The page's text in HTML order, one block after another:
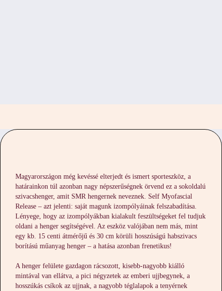
Magyarországon még kevéssé elterjedt és ismert sporteszköz, a
határainkon túl azonban nagy népszerűségnek örvend ez a sokoldalú
szivacshenger, amit SMR hengernek neveznek. Self Myofascial
Release – azt jelenti: saját magunk izompólyáinak felszabadítása.
Lényege, hogy az izompólyákban kialakult feszültségeket fel tudjuk
oldani a henger segítségével. Az eszköz valójában nem más, mint
egy kb. 15 centi átmérőjű és 30 cm körüli hosszúságú habszivacs
borítású műanyag henger – a hatása azonban frenetikus!
A henger felülete gazdagon rácsozott, kisebb-nagyobb kiálló
mintával van ellátva, a pici négyzetek az emberi ujjbegynek, a
hosszúkás csíkok az ujjnak, a nagyobb téglalapok a tenyérnek